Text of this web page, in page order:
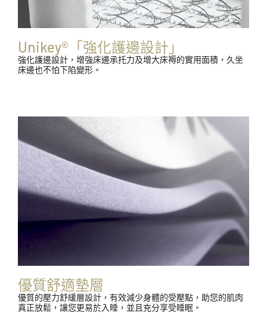
Unikey®「強化護邊設計」
強化護邊設計，增強床邊承托力及增大床褥的實用面積，久坐
床邊也不怕下陷變形。
優質舒適墊層
優質的壓力舒緩層設計，有效減少身體的受壓點，助您的肌肉
真正放鬆，讓您更易於入睡，並且充分享受睡眠。